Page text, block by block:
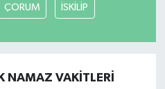
ÇORUM İSKİLİP
NAMAZ VAKITLERI